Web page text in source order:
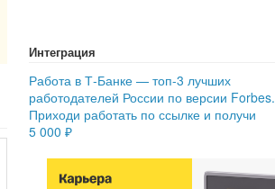
Интеграция
Работа в Т‑Банке — топ-3 лучших
работодателей России по версии Forbes.
Приходи работать по ссылке и получи
5 000 ₽